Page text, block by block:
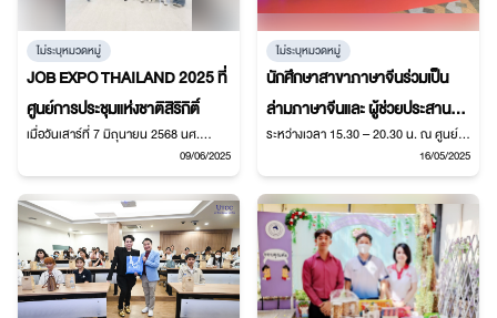
ไม่ระบุหมวดหมู่
JOB EXPO THAILAND 2025 ที่
ศูนย์การประชุมแห่งชาติสิริกิติ์
เมื่อวันเสาร์ที่ 7 มิถุนายน 2568 นศ.
หลักสูตรปริญญาตรีใบที่สองและหลักสูตร
นอกเวลาทำการ สาขาภาษาอังกฤษเพื่อ
อาชีพและการสื่อสารนานาชาติ คณะ
มนุษยศาสตร์ ซึ่งเรียนรายวิชา HS208
การสื่อสารระหว่างวัฒนธรรมในบริบททาง
ธุรกิจ
09/06/2025
ไม่ระบุหมวดหมู่
นักศึกษาสาขาภาษาจีนร่วมเป็น
ล่ามภาษาจีนและ ผู้ช่วยประสาน
งานในงานแสดงสินค้า Thailand –
China Cooperation Expo 2025
วันที่ 8 พฤษภาคม 2568
ระหว่างเวลา 15.30 – 20.30 น. ณ ศูนย์
แสดงสินค้าและการประชุมอิมแพ็ค
เมืองทองธานี โดยสภาหอการค้าแห่ง
ประเทศไทย
16/05/2025